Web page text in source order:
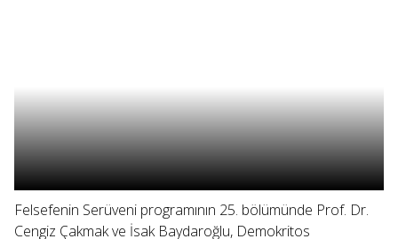
Felsefenin Serüveni programının 25. bölümünde Prof. Dr.
Cengiz Çakmak ve İsak Baydaroğlu, Demokritos